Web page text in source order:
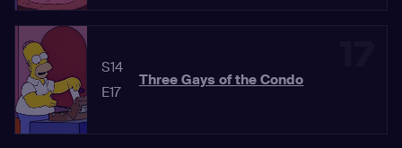
S14
E17
Three Gays of the Condo